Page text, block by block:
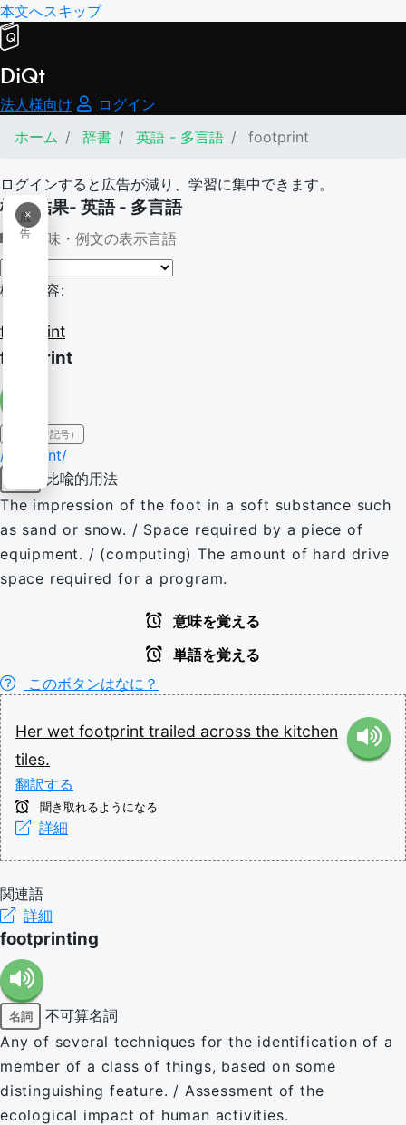
本文へスキップ
DiQt
法人様向け
ログイン
ホーム
辞書 英語 - 多言語 footprint
ログインすると広告が減り、学習に集中できます。
×
広
告
検索結果- 英語 - 多言語
意味・例文の表示言語
検索内容:
footprint
footprint
IPA（発音記号）
/ˈfʊtpɹɪnt/
比喩的用法
The impression of the foot in a soft substance such
as sand or snow. / Space required by a piece of
equipment. / (computing) The amount of hard drive
space required for a program.
意味を覚える
単語を覚える
このボタンはなに？
Her wet footprint trailed across the kitchen
tiles.
翻訳する
聞き取れるようになる
詳細
関連語
詳細
footprinting
名詞
不可算名詞
Any of several techniques for the identification of a
member of a class of things, based on some
distinguishing feature. / Assessment of the
ecological impact of human activities.